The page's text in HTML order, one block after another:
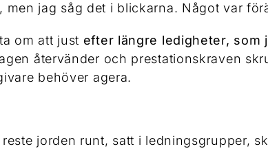
jag såg det i blickarna. Något var
om att just efter längre ledigheter, som
återvänder och prestationskraven
behöver agera.
jorden runt, satt i ledningsgrupper,